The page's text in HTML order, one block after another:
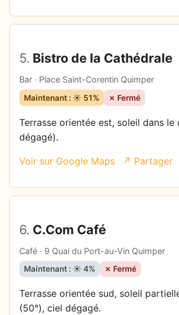
5. Bistro de la Cathédrale
Bar · Place Saint-Corentin Quimper
Maintenant : ☀️ 51% ✗ Fermé
Terrasse orientée est, soleil dans le
dégagé).
Voir sur Google Maps ↗ Partager
6. C.Com Café
Café · 9 Quai du Port-au-Vin Quimper
Maintenant : ☀️ 4% ✗ Fermé
Terrasse orientée sud, soleil
(50°), ciel dégagé.